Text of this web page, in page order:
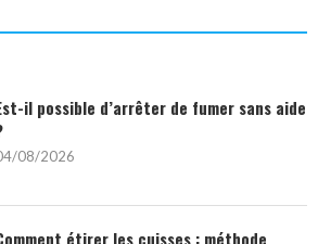
il possible d’arrêter de fumer sans aide
08/2026
étirer les cuisses : méthode